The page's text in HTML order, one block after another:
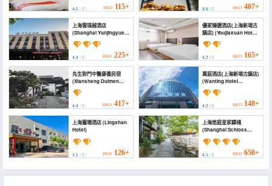
4.5 / 5 HKD 115+ 4.6/ 5 HKD 407+
上海雲璟越酒店
(Shanghai Yunjingyue
Hotel)
4.4 / 5 HKD 225+
優家臻選酒店(上海新場古
鎮店) (Youjiaxuan Hotel
(Shanghai Xinchang
Ancient Town))
4.2/ 5 HKD 165+
先生對門中醫康養民宿
(Xiansheng Duimen
Traditional Chinese
Medicine Wellness
Homestay)
4.4 / 5 HKD 417+
萬庭酒店(上海新場古鎮店)
(Wanting Hotel
(Shanghai Xinchang
ancient town store))
4.2/ 5 HKD 148+
上海靈珊酒店 (Lingshan
Hotel)
3.5 / 5 HKD 126+
上海悠庭皇家驛棧
(Shanghai Schloss
Hotels & Resorts)
4.5/ 5 HKD 650+